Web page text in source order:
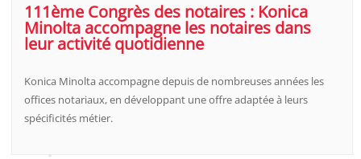
111ème Congrès des notaires : Konica
Minolta accompagne les notaires dans
leur activité quotidienne
Konica Minolta accompagne depuis de nombreuses années les
offices notariaux, en développant une offre adaptée à leurs
spécificités métier.